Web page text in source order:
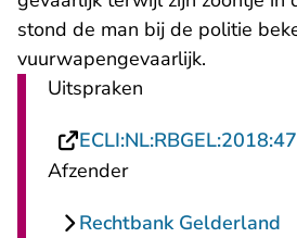
stond de man bij de politie
vuurwapengevaarlijk.
Uitspraken
Afzender
Rechtbank Gelderland